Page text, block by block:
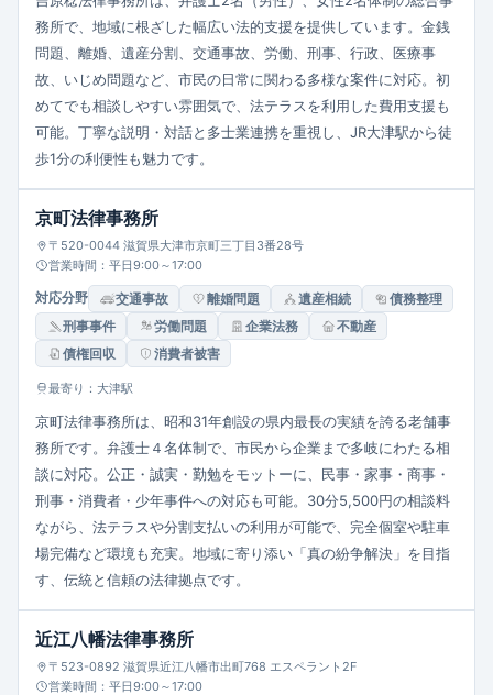
務所で、地域に根ざした幅広い法的支援を提供しています。金銭
問題、離婚、遺産分割、交通事故、労働、刑事、行政、医療事
故、いじめ問題など、市民の日常に関わる多様な案件に対応。初
めてでも相談しやすい雰囲気で、法テラスを利用した費用支援も
可能。丁寧な説明・対話と多士業連携を重視し、JR大津駅から徒
歩1分の利便性も魅力です。
京町法律事務所
〒520-0044 滋賀県大津市京町三丁目3番28号
営業時間：平日9:00～17:00
対応分野 交通事故 離婚問題 遺産相続
債務整理
刑事事件
労働問題 企業法務
不動産
債権回収
消費者被害
最寄り：大津駅
京町法律事務所は、昭和31年創設の県内最長の実績を誇る老舗事
務所です。弁護士４名体制で、市民から企業まで多岐にわたる相
談に対応。公正・誠実・勤勉をモットーに、民事・家事・商事・
刑事・消費者・少年事件への対応も可能。30分5,500円の相談料
ながら、法テラスや分割支払いの利用が可能で、完全個室や駐車
場完備など環境も充実。地域に寄り添い「真の紛争解決」を目指
す、伝統と信頼の法律拠点です。
近江八幡法律事務所
〒523-0892 滋賀県近江八幡市出町768 エスペラント2F
営業時間：平日9:00～17:00